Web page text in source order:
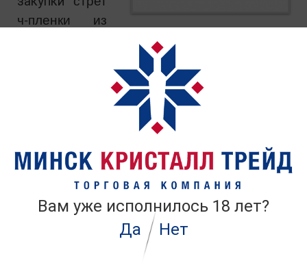
ч-пленки из
первичного сырья для ручной упаковки.
Документация по настоящей процедуре
закупки размещена в открытом доступе
ИС «Тендеры» на сайте
информационного республиканского
унитарного предприятия
центр маркетинга и конъюнктуры цен»
http://www.icetrade.by.
Документация прилагается.
Приглашение
Вам уже исполнилось 18 лет?
Да
Нет